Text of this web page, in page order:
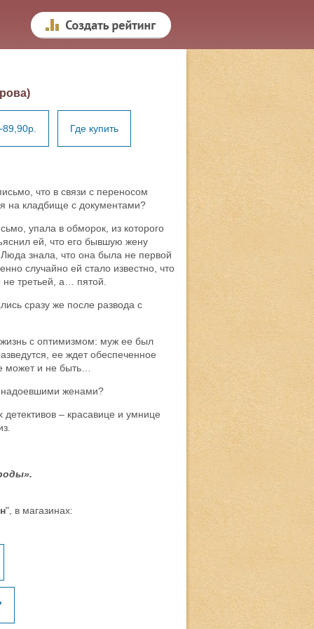
Где купить
что в связи с переносом
на кладбище с документами?
упала в обморок, из которого
ей, что его бывшую жену
знала, что она была не первой
случайно ей стало известно, что
третьей, а… пятой.
сразу же после развода с
с оптимизмом: муж ее был
ее ждет обеспеченное
может и не быть…
надоевшими женами?
– красавице и умнице
", в магазинах: